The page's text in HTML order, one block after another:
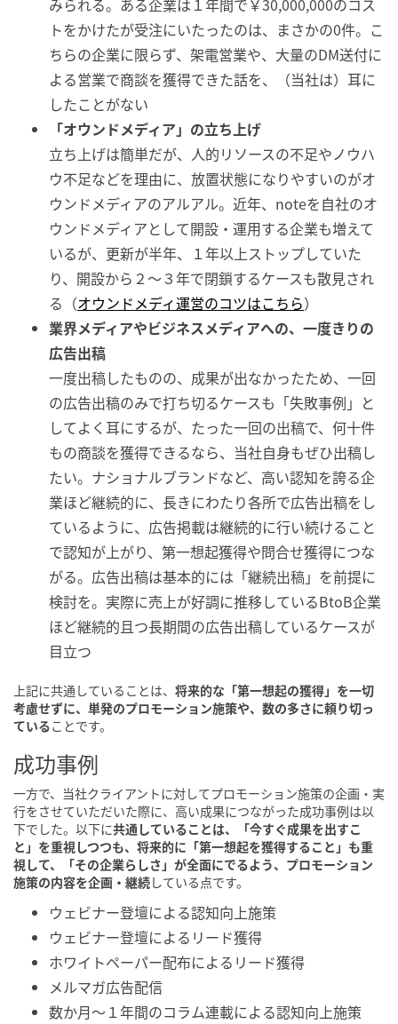
トをかけたが受注にいたったのは、まさかの0件。こ
ちらの企業に限らず、架電営業や、大量のDM送付に
よる営業で商談を獲得できた話を、（当社は）耳に
したことがない
「オウンドメディア」の立ち上げ
立ち上げは簡単だが、人的リソースの不足やノウハ
ウ不足などを理由に、放置状態になりやすいのがオ
ウンドメディアのアルアル。近年、noteを自社のオ
ウンドメディアとして開設・運用する企業も増えて
いるが、更新が半年、１年以上ストップしていた
り、開設から２～３年で閉鎖するケースも散見され
る（オウンドメディ運営のコツはこちら）
業界メディアやビジネスメディアへの、一度きりの
広告出稿
一度出稿したものの、成果が出なかったため、一回
の広告出稿のみで打ち切るケースも「失敗事例」と
してよく耳にするが、たった一回の出稿で、何十件
もの商談を獲得できるなら、当社自身もぜひ出稿し
たい。ナショナルブランドなど、高い認知を誇る企
業ほど継続的に、長きにわたり各所で広告出稿をし
ているように、広告掲載は継続的に行い続けること
で認知が上がり、第一想起獲得や問合せ獲得につな
がる。広告出稿は基本的には「継続出稿」を前提に
検討を。実際に売上が好調に推移しているBtoB企業
ほど継続的且つ長期間の広告出稿しているケースが
目立つ
上記に共通していることは、 将来的な「第一想起の獲得」を一切
考慮せずに、単発のプロモーション施策や、数の多さに頼り切っ
ていることです。
成功事例
一方で、当社クライアントに対してプロモーション施策の企画・実
行をさせていただいた際に、高い成果につながった成功事例は以
下でした。以下に共通していることは、「今すぐ成果を出すこ
と」を重視しつつも、将来的に「第一想起を獲得すること」も重
視して、「その企業らしさ」が全面にでるよう、プロモーション
施策の内容を企画・継続している点です。
ウェビナー登壇による認知向上施策
ウェビナー登壇によるリード獲得
ホワイトペーパー配布によるリード獲得
メルマガ広告配信
数か月～１年間のコラム連載による認知向上施策